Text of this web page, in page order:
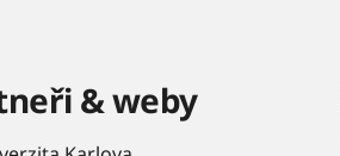
& weby